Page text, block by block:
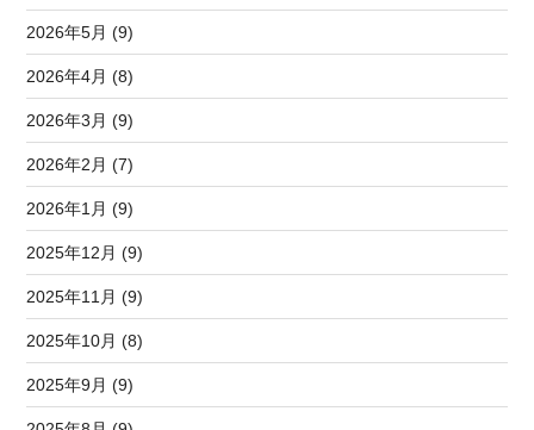
2026年5月 (9)
2026年4月 (8)
2026年3月 (9)
2026年2月 (7)
2026年1月 (9)
2025年12月 (9)
2025年11月 (9)
2025年10月 (8)
2025年9月 (9)